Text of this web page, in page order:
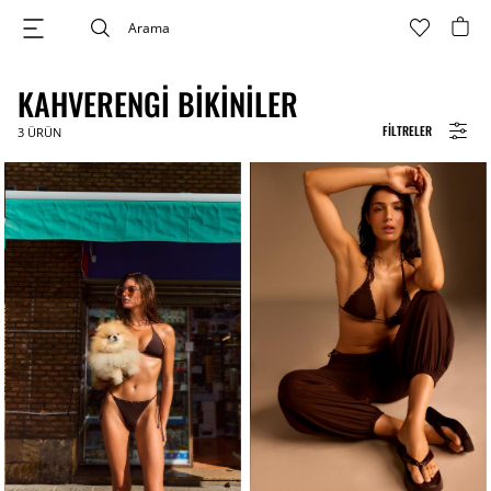
FILTRELER
KAHVERENGI BIKINILER
3 ÜRÜN